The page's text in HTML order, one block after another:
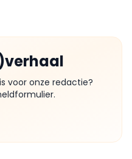
voor onze redactie?